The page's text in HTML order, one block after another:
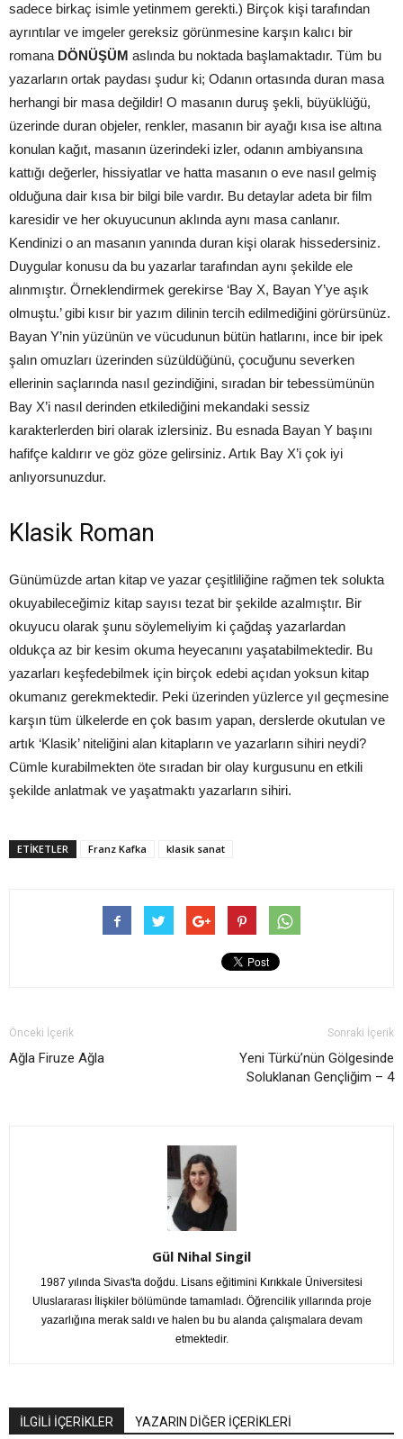
sadece birkaç isimle yetinmem gerekti.) Birçok kişi tarafından
ayrıntılar ve imgeler gereksiz görünmesine karşın kalıcı bir
romana DÖNÜŞÜM aslında bu noktada başlamaktadır. Tüm bu
yazarların ortak paydası şudur ki; Odanın ortasında duran masa
herhangi bir masa değildir! O masanın duruş şekli, büyüklüğü,
üzerinde duran objeler, renkler, masanın bir ayağı kısa ise altına
konulan kağıt, masanın üzerindeki izler, odanın ambiyansına
kattığı değerler, hissiyatlar ve hatta masanın o eve nasıl gelmiş
olduğuna dair kısa bir bilgi bile vardır. Bu detaylar adeta bir film
karesidir ve her okuyucunun aklında aynı masa canlanır.
Kendinizi o an masanın yanında duran kişi olarak hissedersiniz.
Duygular konusu da bu yazarlar tarafından aynı şekilde ele
alınmıştır. Örneklendirmek gerekirse ‘Bay X, Bayan Y’ye aşık
olmuştu.’ gibi kısır bir yazım dilinin tercih edilmediğini görürsünüz.
Bayan Y’nin yüzünün ve vücudunun bütün hatlarını, ince bir ipek
şalın omuzları üzerinden süzüldüğünü, çocuğunu severken
ellerinin saçlarında nasıl gezindiğini, sıradan bir tebessümünün
Bay X’i nasıl derinden etkilediğini mekandaki sessiz
karakterlerden biri olarak izlersiniz. Bu esnada Bayan Y başını
hafifçe kaldırır ve göz göze gelirsiniz. Artık Bay X’i çok iyi
anlıyorsunuzdur.
Klasik Roman
Günümüzde artan kitap ve yazar çeşitliliğine rağmen tek solukta
okuyabileceğimiz kitap sayısı tezat bir şekilde azalmıştır. Bir
okuyucu olarak şunu söylemeliyim ki çağdaş yazarlardan
oldukça az bir kesim okuma heyecanını yaşatabilmektedir. Bu
yazarları keşfedebilmek için birçok edebi açıdan yoksun kitap
okumanız gerekmektedir. Peki üzerinden yüzlerce yıl geçmesine
karşın tüm ülkelerde en çok basım yapan, derslerde okutulan ve
artık ‘Klasik’ niteliğini alan kitapların ve yazarların sihiri neydi?
Cümle kurabilmekten öte sıradan bir olay kurgusunu en etkili
şekilde anlatmak ve yaşatmaktı yazarların sihiri.
ETİKETLER Franz Kafka klasik sanat
Önceki İçerik
Ağla Firuze Ağla
Sonraki İçerik
Yeni Türkü’nün Gölgesinde
Soluklanan Gençliğim – 4
Gül Nihal Singil
1987 yılında Sivas'ta doğdu. Lisans eğitimini Kırıkkale Üniversitesi
Uluslararası İlişkiler bölümünde tamamladı. Öğrencilik yıllarında proje
yazarlığına merak saldı ve halen bu bu alanda çalışmalara devam
etmektedir.
İLGİLİ İÇERİKLER YAZARIN DİĞER İÇERİKLERİ